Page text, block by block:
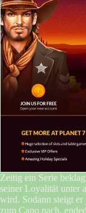
Zeitig ein Serie
seiner Loyalität unter
wird. Sodann steigt
zum Capo nach,